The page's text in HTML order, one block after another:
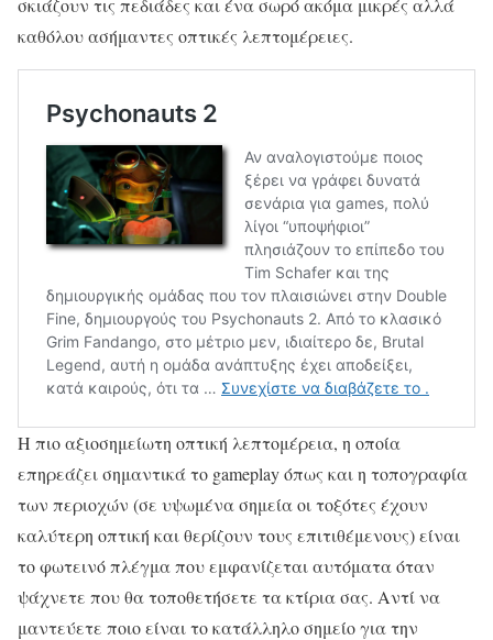
καθόλου ασήμαντες οπτικές λεπτομέρειες.
Η πιο αξιοσημείωτη οπτική λεπτομέρεια, η οποία
επηρεάζει σημαντικά το gameplay όπως και η τοπογραφία
των περιοχών (σε υψωμένα σημεία οι τοξότες έχουν
καλύτερη οπτική και θερίζουν τους επιτιθέμενους) είναι
το φωτεινό πλέγμα που εμφανίζεται αυτόματα όταν
ψάχνετε που θα τοποθετήσετε τα κτίρια σας. Αντί να
μαντεύετε ποιο είναι το κατάλληλο σημείο για την